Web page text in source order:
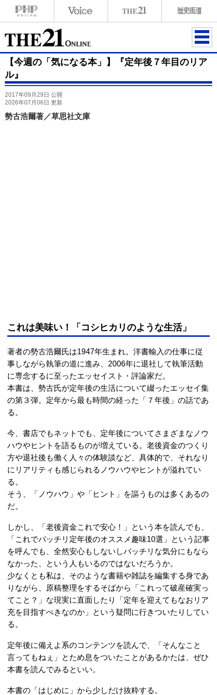
ME
NU
【今週の「気になる本」】『定年後７年目のリア
ル』
2017年09月29日 公開
2026年07月06日 更新
勢古浩爾著／草思社文庫
これは美味い！「コシヒカリのような生活」
著者の勢古浩爾氏は1947年生まれ。洋書輸入の仕事に従
事しながら執筆の道に進み、2006年に退社して執筆活動
に専念するに至ったエッセイスト・評論家だ。
本書は、勢古氏が定年後の生活について綴ったエッセイ集
の第３弾。定年から最も時間の経った「７年後」の話であ
る。
今、書店でもネットでも、定年後についてさまざまなノウ
ハウやヒントを語るものが増えている。老後資金のつくり
方や退社後も働く人々の体験談など、具体的で、それなり
にリアリティも感じられるノウハウやヒントが溢れてい
る。
そう、「ノウハウ」や「ヒント」を謳うものは多くあるの
だ。
しかし、「老後資金これで安心！」という本を読んでも、
「これでバッチリ定年後のオススメ趣味10選」という記事
を呼んでも、全然安心もしないしバッチリな気分にもなら
なかった、という人もいるのではないだろうか。
少なくとも私は、そのような書籍や雑誌を編集する身であ
りながら、原稿整理をするそばから「これって破産確実っ
てこと？」な現実に直面したり「定年を迎えてもなおリア
充を目指すべきなのか」という疑問に行きついたりしてい
る。
定年後に備えよ系のコンテンツを読んで、「そんなこと
言ってもねぇ」とため息をついたことがあるかたは、ぜひ
本書を読んでみるといい。
本書の「はじめに」から少しだけ抜粋する。